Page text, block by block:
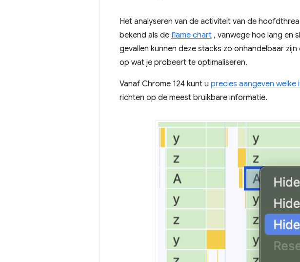
Het analyseren van de activiteit van de
bekend als de flame chart , vanwege hoe lang en
gevallen kunnen deze stacks zo onhandelbaar
op wat je probeert te optimaliseren.
Vanaf Chrome 124 kunt u precies aangeven welke
richten op de meest bruikbare informatie.